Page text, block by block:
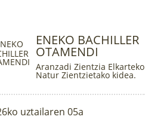
ENEKO BACHILLER
OTAMENDI
Aranzadi Zientzia Elkarteko
Natur Zientzietako kidea.
uztailaren 05a